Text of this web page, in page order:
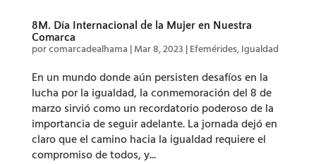
8M. Día Internacional de la Mujer en Nuestra
Comarca
porcomarcadealhama | Mar 8, 2023 | Efemérides, Igualdad
En un mundo donde aún persisten desafíos en la
lucha por la igualdad, la conmemoración del 8 de
marzo sirvió como un recordatorio poderoso de la
importancia de seguir adelante. La jornada dejó en
claro que el camino hacia la igualdad requiere el
compromiso de todos, y...